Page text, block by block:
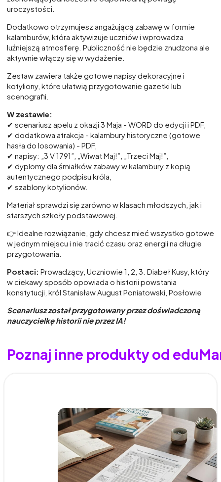
uroczystości.
Dodatkowo otrzymujesz angażującą zabawę w formie
kalamburów, która aktywizuje uczniów i wprowadza
luźniejszą atmosferę. Publiczność nie będzie znudzona ale
aktywnie włączy się w wydażenie.
Zestaw zawiera także gotowe napisy dekoracyjne i
kotyliony, które ułatwią przygotowanie gazetki lub
scenografii.
W zestawie:
✔ scenariusz apelu z okazji 3 Maja - WORD do edycji i PDF,
✔ dodatkowa atrakcja - kalambury historyczne (gotowe
hasła do losowania) - PDF,
✔ napisy: „3 V 1791”, „Wiwat Maj!”, „Trzeci Maj!”,
✔ dyplomy dla śmiałków zabawy w kalambury z kopią
autentycznego podpisu króla,
✔ szablony kotylionów.
Materiał sprawdzi się zarówno w klasach młodszych, jak i
starszych szkoły podstawowej.
👉 Idealne rozwiązanie, gdy chcesz mieć wszystko gotowe
w jednym miejscu i nie tracić czasu oraz energii na długie
przygotowania.
Postaci: Prowadzący, Uczniowie 1, 2, 3. Diabeł Kusy, który
w ciekawy sposób opowiada o historii powstania
konstytucji, król Stanisław August Poniatowski, Posłowie
Scenariusz został przygotowany przez doświadczoną
nauczycielkę historii nie przez IA!
Poznaj inne produkty od